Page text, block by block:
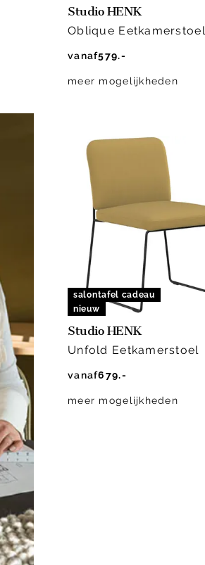
Studio HENK
Oblique Eetkamerstoel
vanaf579.-
meer mogelijkheden
salontafel cadeau
nieuw
Studio HENK
Unfold Eetkamerstoel
vanaf679.-
meer mogelijkheden